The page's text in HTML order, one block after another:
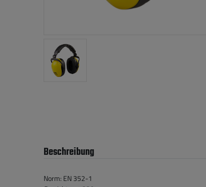
Beschreibung
Norm: EN 352-1